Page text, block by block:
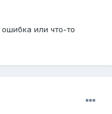
ошибка или что-то